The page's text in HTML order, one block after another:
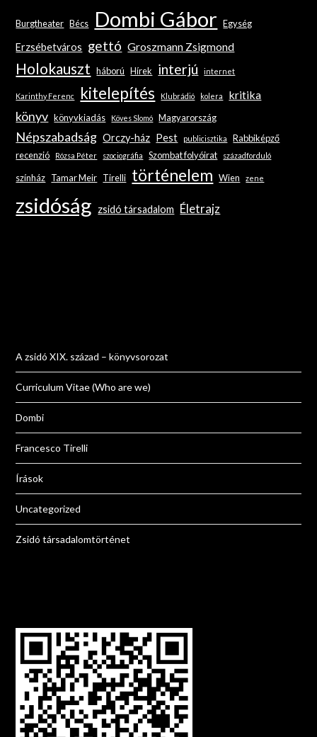
Burgtheater Bécs Dombi Gábor Egység
Erzsébetváros gettó Groszmann Zsigmond
Holokauszt háború Hírek interjú internet
Karinthy Ferenc kitelepítés Klubrádió kolera kritika
könyv könyvkiadás Köves Slomó Magyarország
Népszabadság Orczy-ház Pest publicisztika
Rabbiképző
recenzió
Rózsa Péter szociográfia Szombat folyóirat századforduló
színház Tamar Meir Tirelli történelem Wien zene
zsidóság zsidó társadalom Életrajz
A zsidó XIX. század – könyvsorozat
Curriculum Vitae (Who are we)
Dombi
Francesco Tirelli
Írások
Uncategorized
Zsidó társadalomtörténet